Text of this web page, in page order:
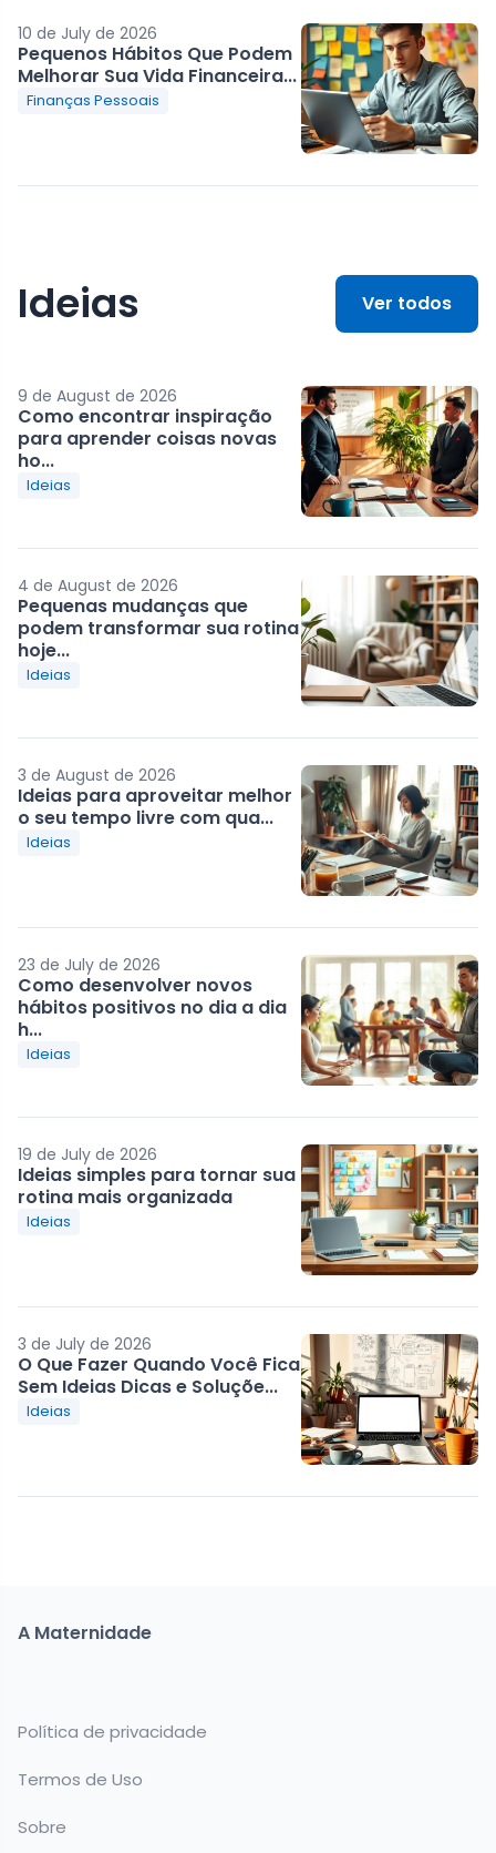
10 de July de 2026
Pequenos Hábitos Que Podem
Melhorar Sua Vida Financeira...
Finanças Pessoais
Ideias Ver todos
9 de August de 2026
Como encontrar inspiração
para aprender coisas novas
ho...
Ideias
4 de August de 2026
Pequenas mudanças que
podem transformar sua rotina
hoje...
Ideias
3 de August de 2026
Ideias para aproveitar melhor
o seu tempo livre com qua...
Ideias
23 de July de 2026
Como desenvolver novos
hábitos positivos no dia a dia
h...
Ideias
19 de July de 2026
Ideias simples para tornar sua
rotina mais organizada
Ideias
3 de July de 2026
O Que Fazer Quando Você Fica
Sem Ideias Dicas e Soluçõe...
Ideias
A Maternidade
Política de privacidade
Termos de Uso
Sobre